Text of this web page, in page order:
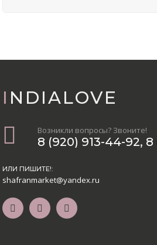
INDIALOVE
Возникли вопросы? Звоните!
8 (920) 913-44-92, 8
ИЛИ ПИШИТЕ!:
shafranmarket@yandex.ru